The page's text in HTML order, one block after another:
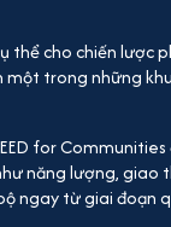
thể cho chiến lược
trong những
for
năng lượng,
ngay từ giai đoạn